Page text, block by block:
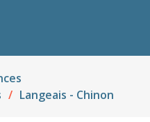
Langeais - Chinon